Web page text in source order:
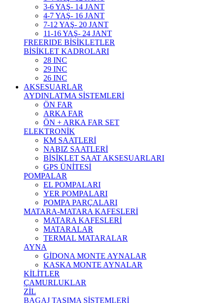
3-6 YAŞ- 14 JANT
4-7 YAŞ- 16 JANT
7-12 YAŞ- 20 JANT
11-16 YAŞ- 24 JANT
FREERIDE BİSİKLETLER
BİSİKLET KADROLARI
28 INC
29 INC
26 INC
AKSESUARLAR
AYDINLATMA SİSTEMLERİ
ÖN FAR
ARKA FAR
ÖN + ARKA FAR SET
ELEKTRONİK
KM SAATLERİ
NABIZ SAATLERİ
BİSİKLET SAAT AKSESUARLARI
GPS ÜNİTESİ
POMPALAR
EL POMPALARI
YER POMPALARI
POMPA PARÇALARI
MATARA-MATARA KAFESLERİ
MATARA KAFESLERİ
MATARALAR
TERMAL MATARALAR
AYNA
GİDONA MONTE AYNALAR
KASKA MONTE AYNALAR
KİLİTLER
ÇAMURLUKLAR
ZİL
BAGAJ TAŞIMA SİSTEMLERİ